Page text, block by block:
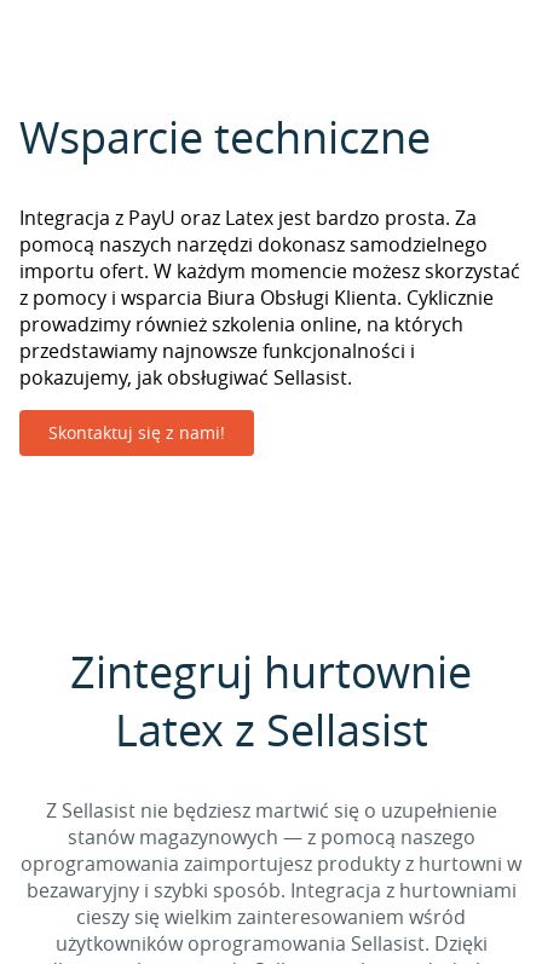
Wsparcie techniczne
Integracja z PayU oraz Latex jest bardzo prosta. Za
pomocą naszych narzędzi dokonasz samodzielnego
importu ofert. W każdym momencie możesz skorzystać
z pomocy i wsparcia Biura Obsługi Klienta. Cyklicznie
prowadzimy również szkolenia online, na których
przedstawiamy najnowsze funkcjonalności i
pokazujemy, jak obsługiwać Sellasist.
Skontaktuj się z nami!
Zintegruj hurtownie
Latex z Sellasist
Z Sellasist nie będziesz martwić się o uzupełnienie
stanów magazynowych — z pomocą naszego
oprogramowania zaimportujesz produkty z hurtowni w
bezawaryjny i szybki sposób. Integracja z hurtowniami
cieszy się wielkim zainteresowaniem wśród
użytkowników oprogramowania Sellasist. Dzięki